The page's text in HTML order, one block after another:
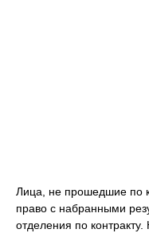
Лица, не прошедшие по
право с набранными
отделения по